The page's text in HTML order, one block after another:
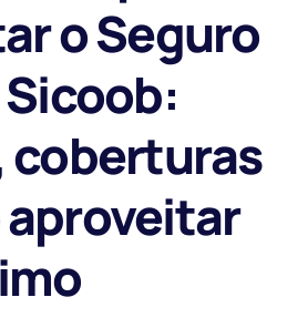
o Seguro
coberturas